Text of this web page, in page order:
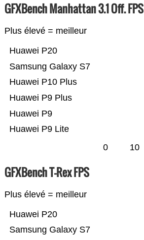
GFXBench Manhattan 3.1 Off. FPS
Plus élevé = meilleur
Huawei P9 Lite
Huawei P9
Huawei P9 Plus
Huawei P10 Plus
Samsung Galaxy S7
Huawei P20
0 10
GFXBench T-Rex FPS
Plus élevé = meilleur
Samsung Galaxy S7
Huawei P20